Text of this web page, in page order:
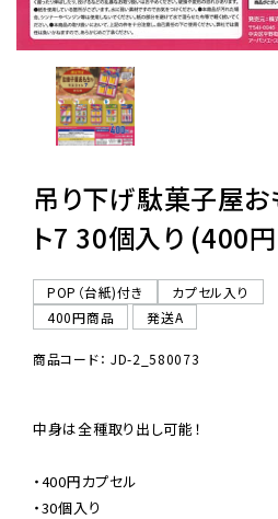
よくあるご質問
06-6282-
吊り下げ駄菓子屋お
ト7 30個入り (400
POP（台紙)付き
カプセル入り
400円商品
発送A
商品コード： JD-2_580073
中身は全種取り出し可能！
・400円カプセル
・30個入り